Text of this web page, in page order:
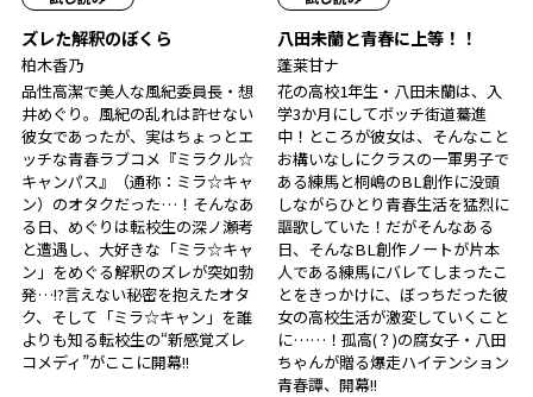
ズレた解釈のぼくら
柏木香乃
品性高潔で美人な風紀委員長・想
井めぐり。風紀の乱れは許せない
彼女であったが、実はちょっとエ
ッチな青春ラブコメ『ミラクル☆
キャンパス』（通称：ミラ☆キャ
ン）のオタクだった…！そんなあ
る日、めぐりは転校生の深ノ瀬考
と遭遇し、大好きな「ミラ☆キャ
ン」をめぐる解釈のズレが突如勃
発…!?言えない秘密を抱えたオタ
ク、そして「ミラ☆キャン」を誰
よりも知る転校生の“新感覚ズレ
コメディ”がここに開幕!!
八田未蘭と青春に上等！！
蓬莱甘ナ
花の高校1年生・八田未蘭は、入
学3か月にしてボッチ街道驀進
中！ところが彼女は、そんなこと
お構いなしにクラスの一軍男子で
ある練馬と桐嶋のBL創作に没頭
しながらひとり青春生活を猛烈に
謳歌していた！だがそんなある
日、そんなBL創作ノートが片本
人である練馬にバレてしまったこ
とをきっかけに、ぼっちだった彼
女の高校生活が激変していくこと
に……！孤高(？)の腐女子・八田
ちゃんが贈る爆走ハイテンション
青春譚、開幕!!